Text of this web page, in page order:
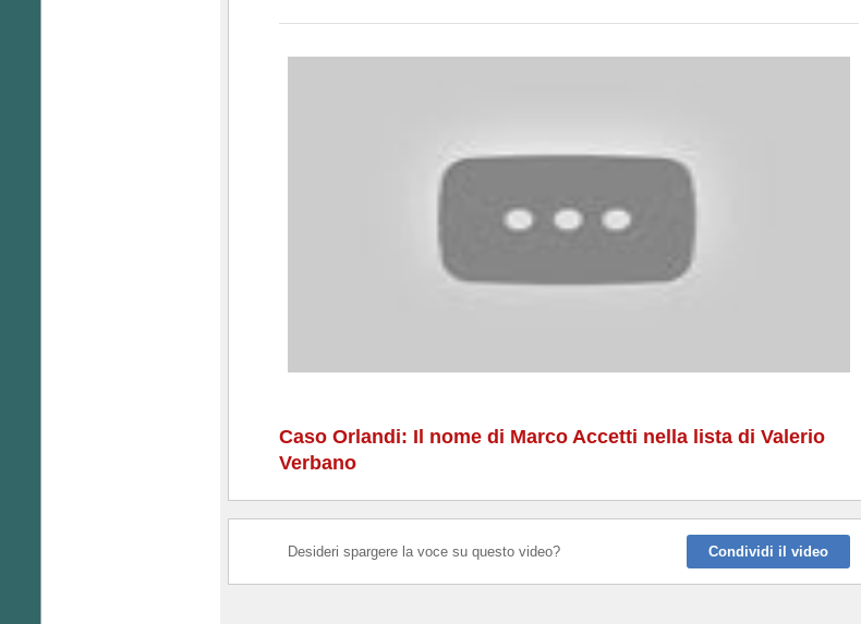
Caso Orlandi: Il nome di Marco Accetti nella lista di Valerio
Verbano
Desideri spargere la voce su questo video? Condividi il video